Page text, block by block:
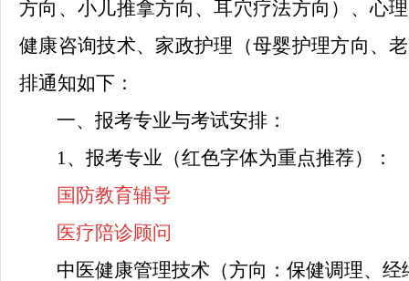
方向、小儿推拿方向、耳穴疗法方向）、心
健康咨询技术、家政护理（母婴护理方向、
排通知如下：
一、报考专业与考试安排：
1、报考专业（红色字体为重点推荐）
：
国防教育辅导
医疗陪诊顾问
中医健康管理技术（方向：保健调理、经